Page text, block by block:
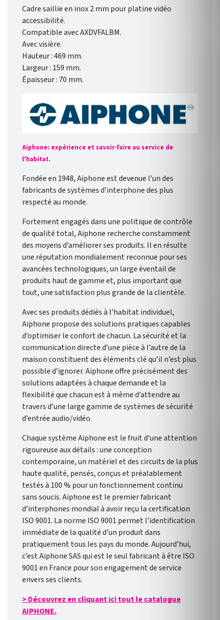
Cadre saillie en inox 2 mm pour platine vidéo
accessibilité.
Compatible avec AXDVFALBM.
Avec visière.
Hauteur : 469 mm.
Largeur : 159 mm.
Épaisseur : 70 mm.
Aiphone: expérience et savoir-faire au service de
l'habitat.
Fondée en 1948, Aiphone est devenue l’un des
fabricants de systèmes d’interphone des plus
respecté au monde.
Fortement engagés dans une politique de contrôle
de qualité total, Aiphone recherche constamment
des moyens d’améliorer ses produits. Il en résulte
une réputation mondialement reconnue pour ses
avancées technologiques, un large éventail de
produits haut de gamme et, plus important que
tout, une satisfaction plus grande de la clientèle.
Avec ses produits dédiés à l’habitat individuel,
Aiphone propose des solutions pratiques capables
d’optimiser le confort de chacun. La sécurité et la
communication directe d’une pièce à l’autre de la
maison constituent des éléments clé qu’il n’est plus
possible d’ignorer. Aiphone offre précisément des
solutions adaptées à chaque demande et la
flexibilité que chacun est à même d’attendre au
travers d’une large gamme de systèmes de sécurité
d’entrée audio/vidéo.
Chaque système Aiphone est le fruit d’une attention
rigoureuse aux détails : une conception
contemporaine, un matériel et des circuits de la plus
haute qualité, pensés, conçus et préalablement
testés à 100 % pour un fonctionnement continu
sans soucis. Aiphone est le premier fabricant
d’interphones mondial à avoir reçu la certification
ISO 9001. La norme ISO 9001 permet l’identification
immédiate de la qualité d’un produit dans
pratiquement tous les pays du monde. Aujourd’hui,
c’est Aiphone SAS qui est le seul fabricant à être ISO
9001 en France pour son engagement de service
envers ses clients.
> Découvrez en cliquant ici tout le catalogue
AIPHONE.